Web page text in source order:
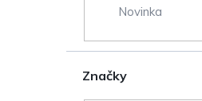
p
Novinka
Značky